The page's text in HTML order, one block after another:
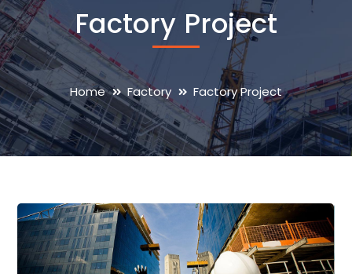
Factory Project
Home Factory Factory Project